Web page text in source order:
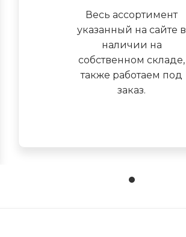
Весь ассортимент
указанный на сайте в
наличии на
собственном складе,
также работаем под
заказ.